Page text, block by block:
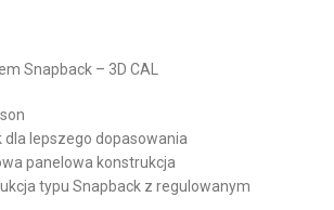
Snapback – 3D CAL
dla lepszego dopasowania
panelowa konstrukcja
typu Snapback z regulowanym